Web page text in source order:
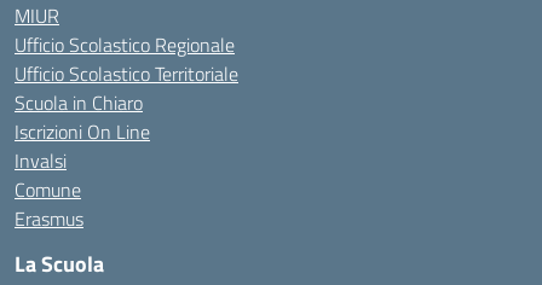
MIUR
Ufficio Scolastico Regionale
Ufficio Scolastico Territoriale
Scuola in Chiaro
Iscrizioni On Line
Invalsi
Comune
Erasmus
La Scuola